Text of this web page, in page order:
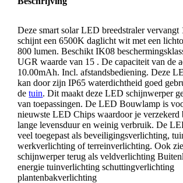
Deze smart solar LED breedstraler
schijnt een 6500K daglicht wit met een
800 lumen. Beschikt IK08
UGR waarde van 15 . De capaciteit van de
10.00mAh. Incl. afstandsbediening. Deze
kan door zijn IP65 waterdichtheid goed
detuin. Dit maakt deze LED schijnwerper
van toepassingen. De LED Bouwlamp is
nieuwste LED Chips waardoor je verzekerd
lange levensduur en weinig verbruik. De
veel toegepast als beveiligingsverlichting,
werkverlichting of terreinverlichting. Ook
schijnwerper terug als veldverlichting
energie tuinverlichting schuttingverlichting
plantenbakverlichting